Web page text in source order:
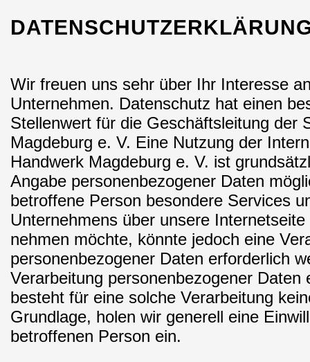
Wir freuen uns sehr über Ihr Interesse
Unternehmen. Datenschutz hat einen
Stellenwert für die Geschäftsleitung der
Magdeburg e. V. Eine Nutzung der
Handwerk Magdeburg e. V. ist
Angabe personenbezogener Daten
betroffene Person besondere Services
Unternehmens über unsere
nehmen möchte, könnte jedoch eine
personenbezogener Daten erforderlich
Verarbeitung personenbezogener Daten
besteht für eine solche Verarbeitung
Grundlage, holen wir generell eine
betroffenen Person ein.